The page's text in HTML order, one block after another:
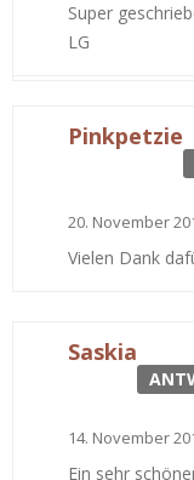
Super
LG
Pinkpetzie
20. November
Vielen Dank
Saskia
14. November
Ein sehr